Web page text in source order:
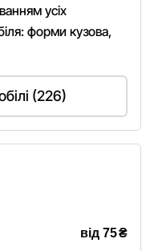
усіх
форми кузова,
(226)
від 75₴